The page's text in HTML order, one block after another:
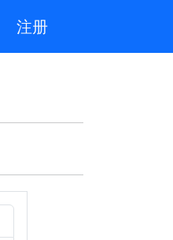
注册